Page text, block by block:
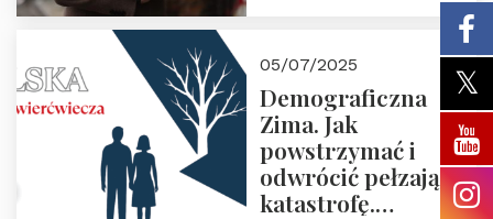
05/07/2025
Demograficzna
Zima. Jak
powstrzymać i
odwrócić pełzającą
katastrofę.